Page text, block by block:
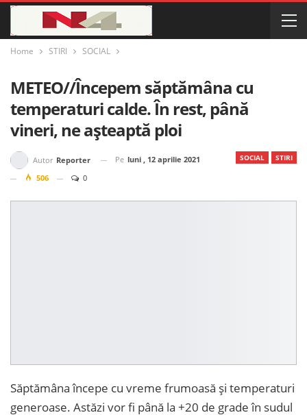
Home STIRI SOCIAL
METEO//Începem săptămâna cu
temperaturi calde. În rest, până
vineri, ne așteaptă ploi
SOCIAL STIRI
Autor Reporter Pe luni , 12 aprilie 2021
506
0
Săptămâna începe cu vreme frumoasă și temperaturi
generoase. Astăzi vor fi până la +20 de grade în sudul